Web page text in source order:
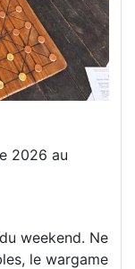
2026 au
weekend. Ne
le wargame